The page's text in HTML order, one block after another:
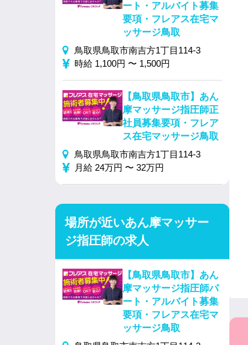
ート・アルバイト募集
要項・フレアス在宅マ
ッサージ鳥取
鳥取県鳥取市南吉方1丁目114-3
時給 1,100円 〜 1,500円
【鳥取県鳥取市】あん
摩マッサージ指圧師正
社員募集要項・フレア
ス在宅マッサージ鳥取
鳥取県鳥取市南吉方1丁目114-3
月給 24万円 〜 32万円
場所が近いあん摩マッサー
ジ指圧師の求人
【鳥取県鳥取市】あん
摩マッサージ指圧師パ
ート・アルバイト募集
要項・フレアス在宅マ
ッサージ鳥取